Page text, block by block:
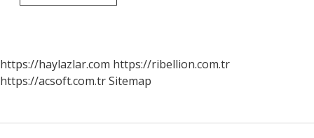
Ilişkide
https://haylazlar.com https://ribellion.com.tr
https://acsoft.com.trSitemap